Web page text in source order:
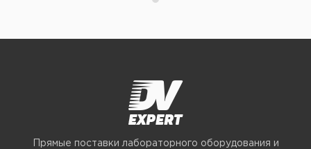
Прямые поставки лабораторного оборудования и